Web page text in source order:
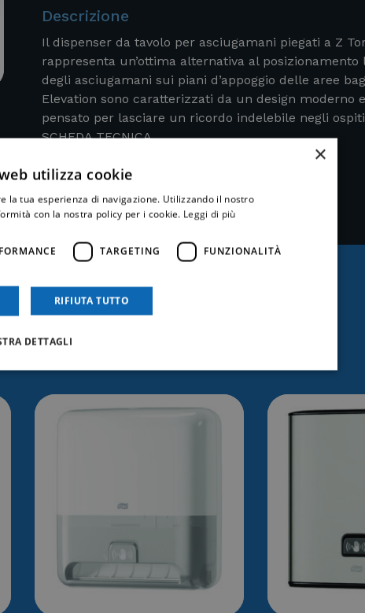
Descrizione
Il dispenser da tavolo per asciugamani piegati a Z
rappresenta un’ottima alternativa al
degli asciugamani sui piani d’appoggio delle aree
Elevation sono caratterizzati da un design moderno
pensato per lasciare un ricordo indelebile negli
SCHEDA TECNICA
interessare
×
utilizza cookie
la tua esperienza di navigazione. Utilizzando il nostro
con la nostra policy per i cookie. Leggi di più
TARGETING FUNZIONALITÀ
RIFIUTA TUTTO
DETTAGLI